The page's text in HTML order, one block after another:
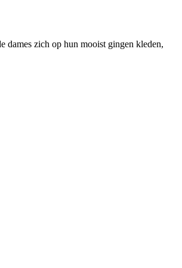
dames zich op hun mooist gingen kleden,